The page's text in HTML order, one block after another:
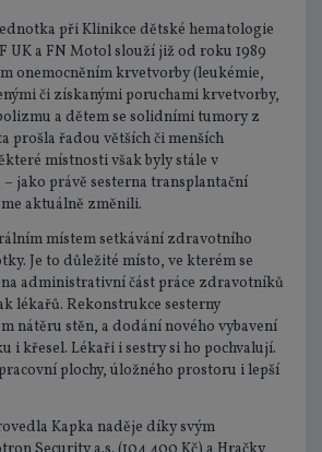
při Klinikce dětské hematologie
UK a FN Motol slouží již od roku 1989
onemocněním krvetvorby (leukémie,
či získanými poruchami krvetvorby,
a dětem se solidními tumory z
prošla řadou větších či menších
místnosti však byly stále v
jako právě sesterna transplantační
aktuálně změnili.
místem setkávání zdravotního
Je to důležité místo, ve kterém se
administrativní část práce zdravotníků
lékařů. Rekonstrukce sesterny
nátěru stěn, a dodání nového vybavení
i křesel. Lékaři i sestry si ho pochvalují.
plochy, úložného prostoru i lepší
Kapka naděje díky svým